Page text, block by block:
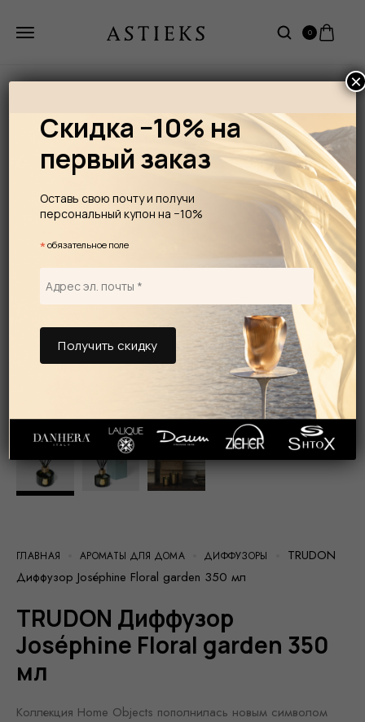
0
ГЛАВНАЯ АРОМАТЫ ДЛЯ ДОМА ДИФФУЗОРЫ
TRUDON
Диффузор Joséphine Floral garden 350 мл
TRUDON Диффузор
Joséphine Floral garden 350
мл
Коллекция Home Objects пополнилась новым символом
Скидка −10% на
первый заказ
Оставь свою почту и получи
персональный купон на −10%
* обязательное поле
×